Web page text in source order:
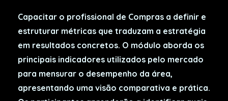
Capacitar o profissional de Compras a definir e
estruturar métricas que traduzam a estratégia
em resultados concretos. O módulo aborda os
principais indicadores utilizados pelo mercado
para mensurar o desempenho da área,
apresentando uma visão comparativa e prática.